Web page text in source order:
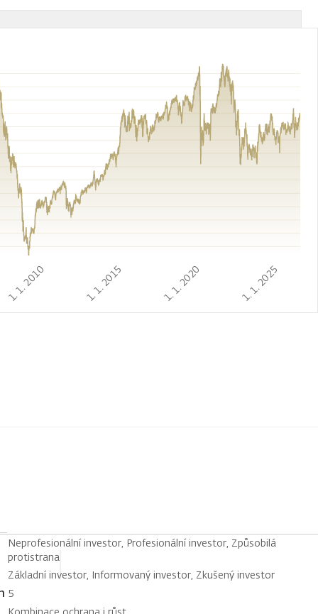
1. 1. 2010 1. 1. 2015 1. 1. 2020 1. 1. 2025
Neprofesionální investor, Profesionální investor, Způsobilá
protistrana
Základní investor, Informovaný investor, Zkušený investor
5